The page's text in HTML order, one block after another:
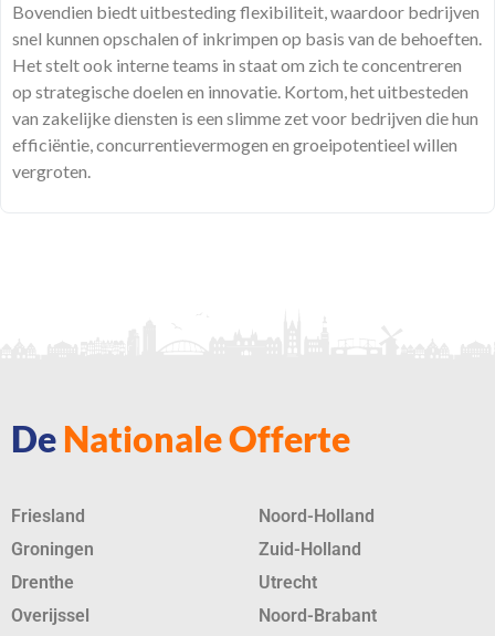
Bovendien biedt uitbesteding flexibiliteit, waardoor bedrijven
snel kunnen opschalen of inkrimpen op basis van de behoeften.
Het stelt ook interne teams in staat om zich te concentreren
op strategische doelen en innovatie. Kortom, het uitbesteden
van zakelijke diensten is een slimme zet voor bedrijven die hun
efficiëntie, concurrentievermogen en groeipotentieel willen
vergroten.
De Nationale Offerte
Friesland
Groningen
Drenthe
Overijssel
Noord-Holland
Zuid-Holland
Utrecht
Noord-Brabant